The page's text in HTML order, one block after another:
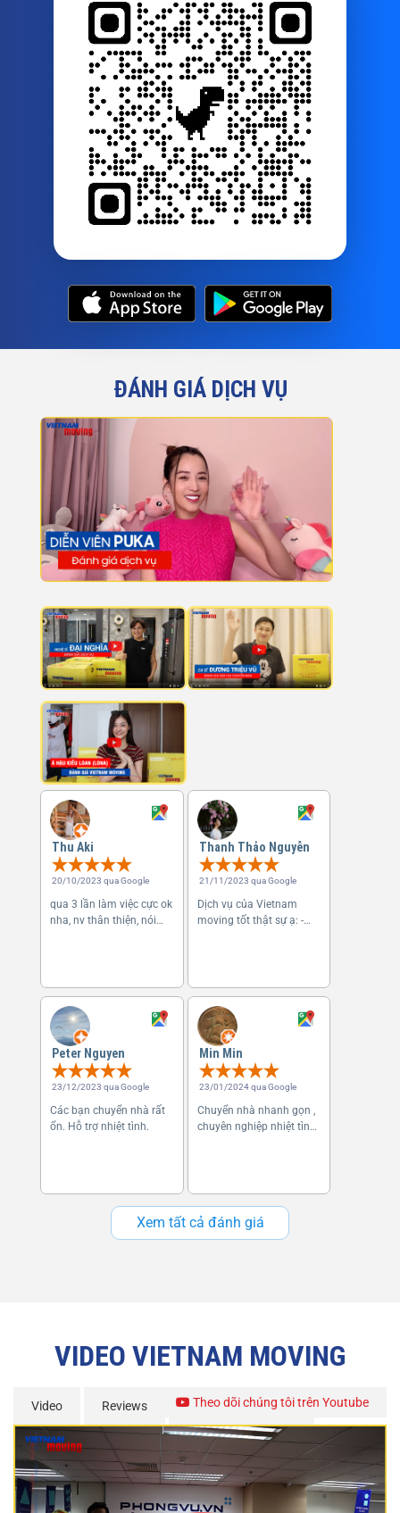
ĐÁNH GIÁ DỊCH VỤ
Thu Aki
20/10/2023 qua Google
qua 3 lần làm việc cực ok
nha, nv thân thiện, nói
train, mà sau đó cũng
giai quyet ổn, nên khá ok
Thanh Thảo Nguyễn
21/11/2023 qua Google
Dịch vụ của Vietnam
moving tốt thật sự ạ: -
lắm. - Làm việc nhanh
gọn, tận tâm, không
muốn để KH ...
Peter Nguyen
23/12/2023 qua Google
Các bạn chuyển nhà rất
ổn. Hỗ trợ nhiệt tình.
Min Min
23/01/2024 qua Google
Chuyển nhà nhanh gọn ,
chuyên nghiệp nhiệt tình
Xem tất cả đánh giá
VIDEO VIETNAM MOVING
Video Reviews Chuyến Xe Từ Thiện
Theo dõi chúng tôi trên Youtube